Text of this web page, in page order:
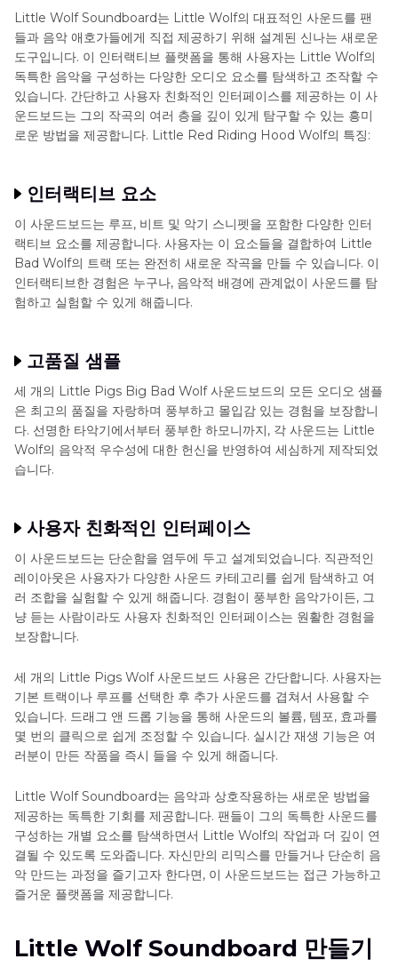
Little Wolf Soundboard는 Little Wolf의 대표적인 사운드를 팬
들과 음악 애호가들에게 직접 제공하기 위해 설계된 신나는 새로운
도구입니다. 이 인터랙티브 플랫폼을 통해 사용자는 Little Wolf의
독특한 음악을 구성하는 다양한 오디오 요소를 탐색하고 조작할 수
있습니다. 간단하고 사용자 친화적인 인터페이스를 제공하는 이 사
운드보드는 그의 작곡의 여러 층을 깊이 있게 탐구할 수 있는 흥미
로운 방법을 제공합니다. Little Red Riding Hood Wolf의 특징:
인터랙티브 요소
이 사운드보드는 루프, 비트 및 악기 스니펫을 포함한 다양한 인터
랙티브 요소를 제공합니다. 사용자는 이 요소들을 결합하여 Little
Bad Wolf의 트랙 또는 완전히 새로운 작곡을 만들 수 있습니다. 이
인터랙티브한 경험은 누구나, 음악적 배경에 관계없이 사운드를 탐
험하고 실험할 수 있게 해줍니다.
고품질 샘플
세 개의 Little Pigs Big Bad Wolf 사운드보드의 모든 오디오 샘플
은 최고의 품질을 자랑하며 풍부하고 몰입감 있는 경험을 보장합니
다. 선명한 타악기에서부터 풍부한 하모니까지, 각 사운드는 Little
Wolf의 음악적 우수성에 대한 헌신을 반영하여 세심하게 제작되었
습니다.
사용자 친화적인 인터페이스
이 사운드보드는 단순함을 염두에 두고 설계되었습니다. 직관적인
레이아웃은 사용자가 다양한 사운드 카테고리를 쉽게 탐색하고 여
러 조합을 실험할 수 있게 해줍니다. 경험이 풍부한 음악가이든, 그
냥 듣는 사람이라도 사용자 친화적인 인터페이스는 원활한 경험을
보장합니다.
세 개의 Little Pigs Wolf 사운드보드 사용은 간단합니다. 사용자는
기본 트랙이나 루프를 선택한 후 추가 사운드를 겹쳐서 사용할 수
있습니다. 드래그 앤 드롭 기능을 통해 사운드의 볼륨, 템포, 효과를
몇 번의 클릭으로 쉽게 조정할 수 있습니다. 실시간 재생 기능은 여
러분이 만든 작품을 즉시 들을 수 있게 해줍니다.
Little Wolf Soundboard는 음악과 상호작용하는 새로운 방법을
제공하는 독특한 기회를 제공합니다. 팬들이 그의 독특한 사운드를
구성하는 개별 요소를 탐색하면서 Little Wolf의 작업과 더 깊이 연
결될 수 있도록 도와줍니다. 자신만의 리믹스를 만들거나 단순히 음
악 만드는 과정을 즐기고자 한다면, 이 사운드보드는 접근 가능하고
즐거운 플랫폼을 제공합니다.
Little Wolf Soundboard 만들기